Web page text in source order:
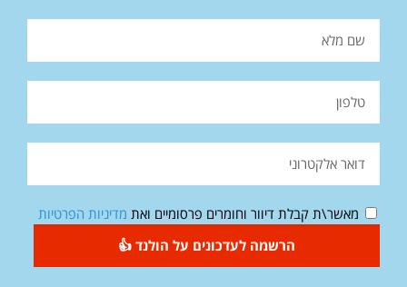
מאשר\ת קבלת דיוור וחומרים פרסומיים ואת מדיניות הפרטיות
הרשמה לעדכונים על הולנד 👍